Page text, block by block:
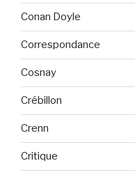
Conan Doyle
Correspondance
Cosnay
Crébillon
Crenn
Critique